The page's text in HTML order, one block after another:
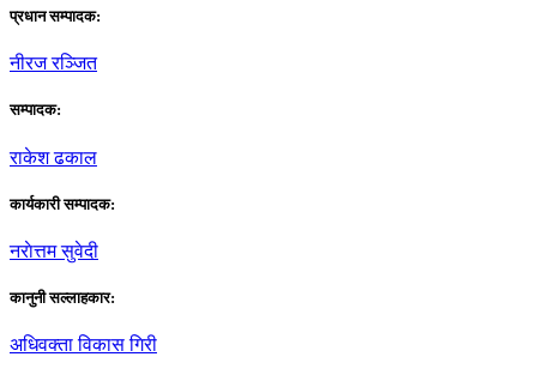
प्रधान सम्पादक:
नीरज रञ्जित
सम्पादक:
राकेश ढकाल
कार्यकारी सम्पादक:
नराेत्तम सुवेदी
कानुनी सल्लाहकार:
अधिवक्ता विकास गिरी